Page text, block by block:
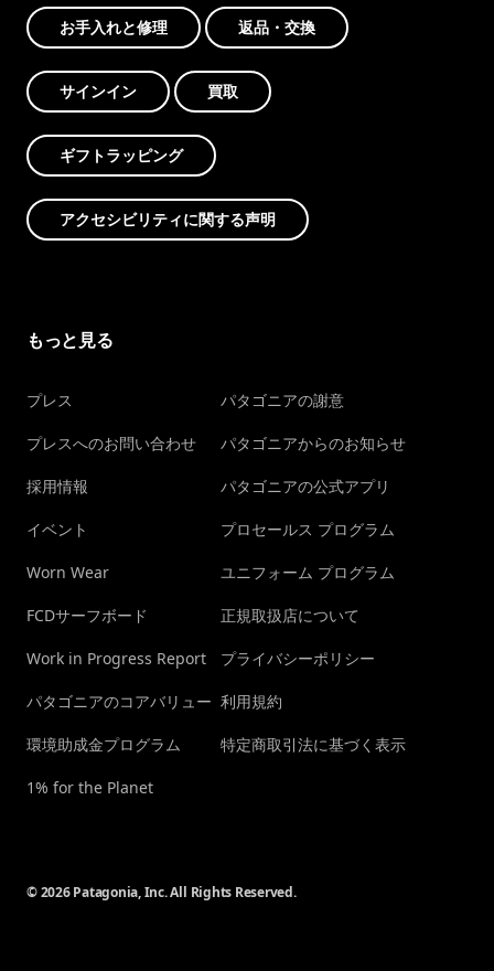
お手入れと修理 返品・交換
サインイン 買取
ギフトラッピング
アクセシビリティに関する声明
もっと見る
プレス
プレスへのお問い合わせ
採用情報
イベント
Worn Wear
FCDサーフボード
Work in Progress Report
パタゴニアのコアバリュー
環境助成金プログラム
1% for the Planet
パタゴニアの謝意
パタゴニアからのお知らせ
パタゴニアの公式アプリ
プロセールス プログラム
ユニフォーム プログラム
正規取扱店について
プライバシーポリシー
利用規約
特定商取引法に基づく表示
© 2026 Patagonia, Inc. All Rights Reserved.